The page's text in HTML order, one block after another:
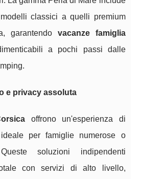
classici a quelli premium
garantendo vacanze famiglia
a pochi passi dalle
e privacy assoluta
offrono un'esperienza di
per famiglie numerose o
soluzioni indipendenti
con servizi di alto livello,